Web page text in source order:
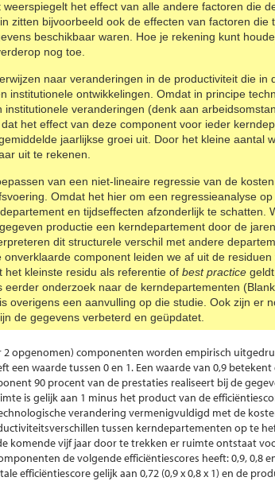
het effect van alle andere factoren die
zitten bijvoorbeeld ook de effecten van factoren die
beschikbaar waren. Hoe je rekening kunt
nog toe.
naar veranderingen in de productiviteit die in
institutionele ontwikkelingen. Omdat in principe
institutionele veranderingen (denk aan
het effect van deze component voor ieder
jaarlijkse groei uit. Door het kleine aantal
uit te rekenen.
van een niet-lineaire regressie van de
Omdat het hier om een regressieanalyse
en tijdseffecten afzonderlijk te schatten.
productie een kerndepartement door de
dit structurele verschil met andere
onverklaarde component leiden we af uit de
kleinste residu als referentie of best practice
eerder onderzoek naar de kerndepartementen
overigens een aanvulling op die studie. Ook zijn er
de gegevens verbeterd en geüpdatet.
2 opgenomen) componenten worden empirisch
een waarde tussen 0 en 1. Een waarde van 0,9
90 procent van de prestaties realiseert bij de
is gelijk aan 1 minus het product van de
verandering vermenigvuldigd met de
tussen kerndepartementen op te
komende vijf jaar door te trekken er ruimte ontstaat
de volgende efficiëntiescores heeft: 0,9, 0,8
efficiëntiescore gelijk aan 0,72 (0,9 x 0,8 x 1) en de